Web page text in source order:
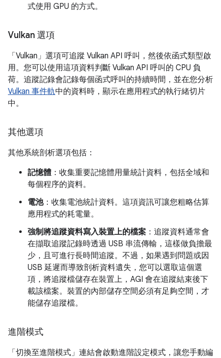
式使用 GPU 的方式。
Vulkan 選項
「Vulkan」 選項可追蹤 Vulkan API 呼叫，然後依函式類型啟
用。您可以使用這項資料判斷 Vulkan API 呼叫的 CPU 負
荷。追蹤記錄會記錄每個函式呼叫的持續時間，並在您分析
Vulkan 事件軌中的資料時，顯示在應用程式的執行緒切片
中。
其他選項
其他系統剖析選項包括：
記憶體：收集重要記憶體用量統計資料，包括全域和
每個程序的資料。
電池：收集電池統計資料。這項資訊可讓您粗略估算
應用程式的耗電量。
強制將追蹤資料寫入裝置上的檔案 ：追蹤資料通常會
在擷取追蹤記錄時透過 USB 串流傳輸，這樣做負擔最
少，且可進行長時間追蹤。不過，如果遇到問題或因
USB 延遲而導致剖析資料遺失，您可以選取這個選
項，將追蹤檔儲存在裝置上，AGI 會在追蹤結束後下
載該檔案。裝置的內部儲存空間必須有足夠空間，才
能儲存追蹤檔。
進階模式
「切換至進階模式」 連結會啟動進階設定模式，讓您手動編